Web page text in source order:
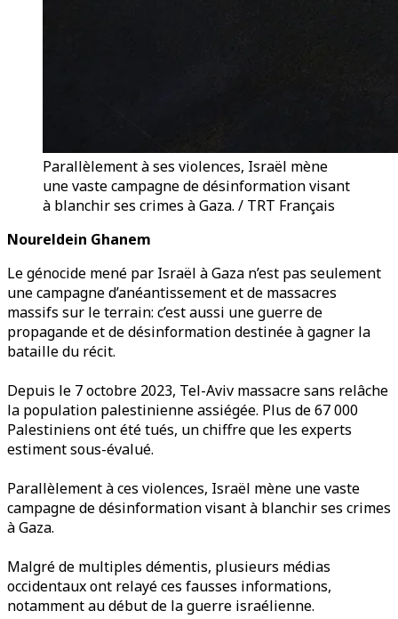
Parallèlement à ses violences, Israël mène
une vaste campagne de désinformation visant
à blanchir ses crimes à Gaza. / TRT Français
Noureldein Ghanem
Le génocide mené par Israël à Gaza n’est pas seulement
une campagne d’anéantissement et de massacres
massifs sur le terrain: c’est aussi une guerre de
propagande et de désinformation destinée à gagner la
bataille du récit.
Depuis le 7 octobre 2023, Tel-Aviv massacre sans relâche
la population palestinienne assiégée. Plus de 67 000
Palestiniens ont été tués, un chiffre que les experts
estiment sous-évalué.
Parallèlement à ces violences, Israël mène une vaste
campagne de désinformation visant à blanchir ses crimes
à Gaza.
Malgré de multiples démentis, plusieurs médias
occidentaux ont relayé ces fausses informations,
notamment au début de la guerre israélienne.